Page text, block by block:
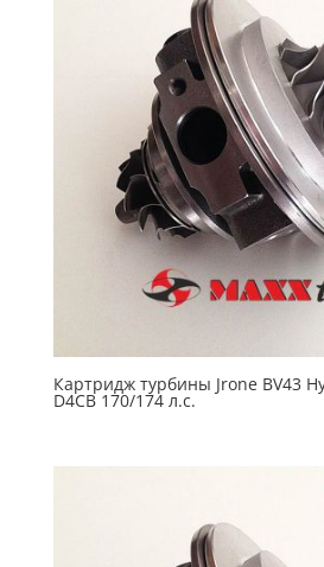
Картридж турбины Jrone BV43
D4CB 170/174 л.с.